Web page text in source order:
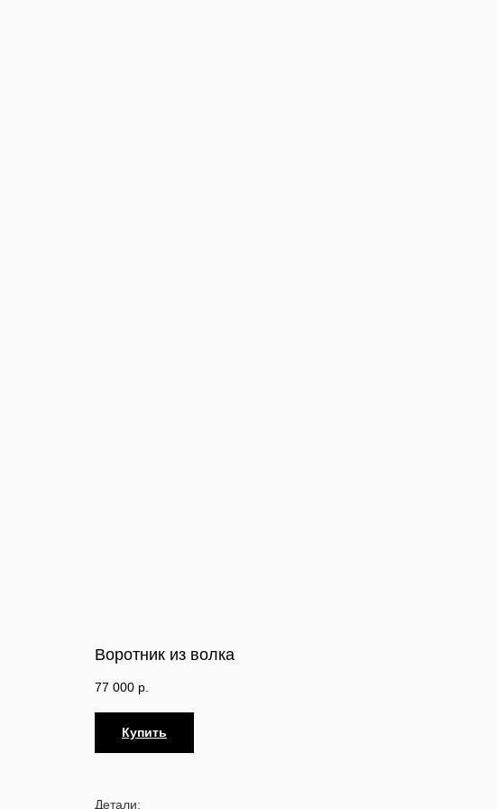
Воротник из волка
77 000 р.
Купить
Детали: